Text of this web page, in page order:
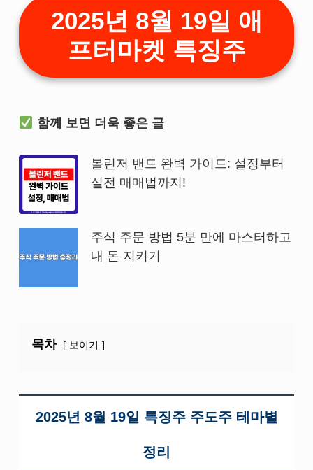
2025년 8월 19일 애
프터마켓 특징주
함께 보면 더욱 좋은 글
볼린저 밴드 완벽 가이드: 설정부터
실전 매매법까지!
주식 주문 방법 5분 만에 마스터하고
내 돈 지키기
목차 보이기
2025년 8월 19일 특징주 주도주 테마별
정리